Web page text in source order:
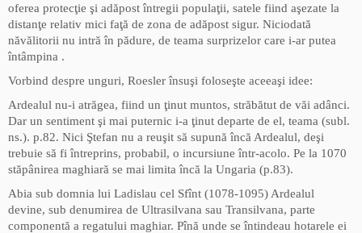
oferea protecţie şi adăpost întregii populaţii, satele fiind aşezate la
distanţe relativ mici faţă de zona de adăpost sigur. Niciodată
năvălitorii nu intră în pădure, de teama surprizelor care i-ar putea
întâmpina .
Vorbind despre unguri, Roesler însuşi foloseşte aceeaşi idee:
Ardealul nu-i atrăgea, fiind un ţinut muntos, străbătut de văi adânci.
Dar un sentiment şi mai puternic i-a ţinut departe de el, teama (subl.
ns.). p.82. Nici Ştefan nu a reuşit să supună încă Ardealul, deşi
trebuie să fi întreprins, probabil, o incursiune într-acolo. Pe la 1070
stăpânirea maghiară se mai limita încă la Ungaria (p.83).
Abia sub domnia lui Ladislau cel Sfînt (1078-1095) Ardealul
devine, sub denumirea de Ultrasilvana sau Transilvana, parte
componentă a regatului maghiar. Pînă unde se întindeau hotarele ei